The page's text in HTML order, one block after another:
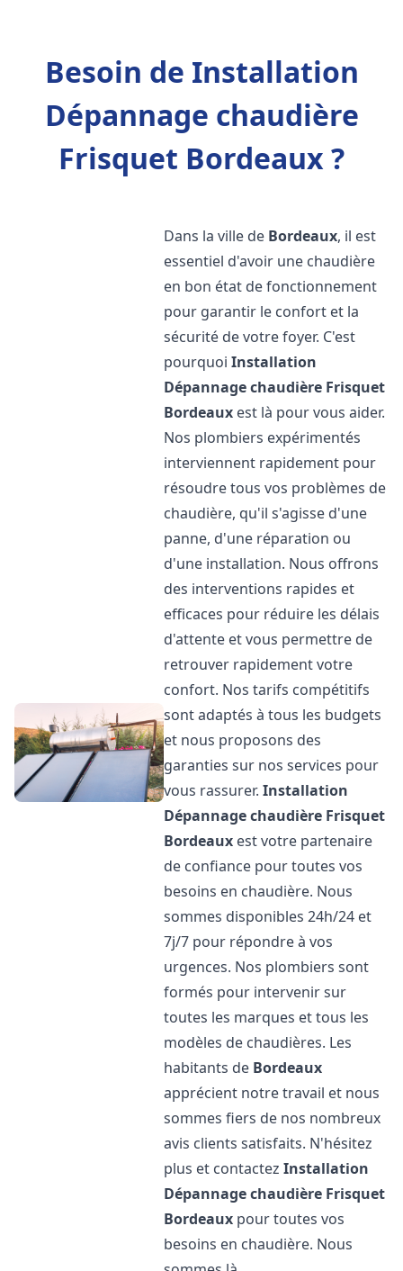
Besoin de Installation
Dépannage chaudière
Frisquet Bordeaux ?
Dans la ville de Bordeaux, il est
essentiel d'avoir une chaudière
en bon état de fonctionnement
pour garantir le confort et la
sécurité de votre foyer. C'est
pourquoiInstallation
Dépannage chaudière Frisquet
Bordeaux est là pour vous aider.
Nos plombiers expérimentés
interviennent rapidement pour
résoudre tous vos problèmes de
chaudière, qu'il s'agisse d'une
panne, d'une réparation ou
d'une installation. Nous offrons
des interventions rapides et
efficaces pour réduire les délais
d'attente et vous permettre de
retrouver rapidement votre
confort. Nos tarifs compétitifs
sont adaptés à tous les budgets
et nous proposons des
garanties sur nos services pour
vous rassurer.Installation
Dépannage chaudière Frisquet
Bordeaux est votre partenaire
de confiance pour toutes vos
besoins en chaudière. Nous
sommes disponibles 24h/24 et
7j/7 pour répondre à vos
urgences. Nos plombiers sont
formés pour intervenir sur
toutes les marques et tous les
modèles de chaudières. Les
habitants de Bordeaux
apprécient notre travail et nous
sommes fiers de nos nombreux
avis clients satisfaits. N'hésitez
plus et contactezInstallation
Dépannage chaudière Frisquet
Bordeaux pour toutes vos
besoins en chaudière. Nous